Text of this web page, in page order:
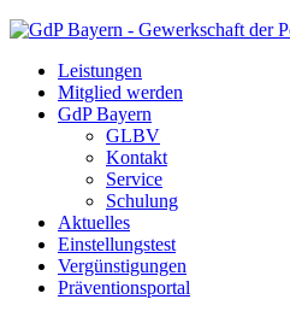
Leistungen
Mitglied werden
GdP Bayern
GLBV
Kontakt
Service
Schulung
Aktuelles
Einstellungstest
Vergünstigungen
Präventionsportal